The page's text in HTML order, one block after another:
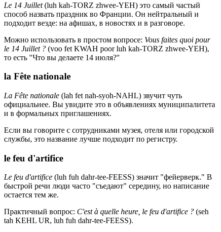
Le 14 Juillet(luh kah-TORZ zhwee-YEH) это самый частый
способ назвать праздник во Франции. Он нейтральный и
подходит везде: на афишах, в новостях и в разговоре.
Можно использовать в простом вопросе: Vous faites quoi pour
le 14 Juillet ? (voo fet KWAH poor luh kah-TORZ zhwee-YEH),
то есть "Что вы делаете 14 июля?"
la Fête nationale
La Fête nationale (lah fet nah-syoh-NAHL) звучит чуть
официальнее. Вы увидите это в объявлениях муниципалитета
и в формальных приглашениях.
Если вы говорите с сотрудниками музея, отеля или городской
службы, это название лучше подходит по регистру.
le feu d'artifice
Le feu d'artifice (luh fuh dahr-tee-FEESS) значит "фейерверк." В
быстрой речи люди часто "съедают" середину, но написание
остается тем же.
Практичный вопрос: C'est à quelle heure, le feu d'artifice ? (seh
tah KEHL UR, luh fuh dahr-tee-FEESS).